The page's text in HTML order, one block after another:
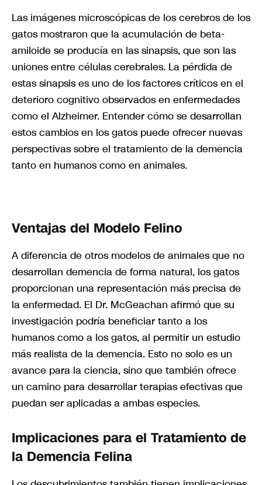
Las imágenes microscópicas de los cerebros de los
gatos mostraron que la acumulación de beta-
amiloide se producía en las sinapsis, que son las
uniones entre células cerebrales. La pérdida de
estas sinapsis es uno de los factores críticos en el
deterioro cognitivo observados en enfermedades
como el Alzheimer. Entender cómo se desarrollan
estos cambios en los gatos puede ofrecer nuevas
perspectivas sobre el tratamiento de la demencia
tanto en humanos como en animales.
Ventajas del Modelo Felino
A diferencia de otros modelos de animales que no
desarrollan demencia de forma natural, los gatos
proporcionan una representación más precisa de
la enfermedad. El Dr. McGeachan afirmó que su
investigación podría beneficiar tanto a los
humanos como a los gatos, al permitir un estudio
más realista de la demencia. Esto no solo es un
avance para la ciencia, sino que también ofrece
un camino para desarrollar terapias efectivas que
puedan ser aplicadas a ambas especies.
Implicaciones para el Tratamiento de
la Demencia Felina